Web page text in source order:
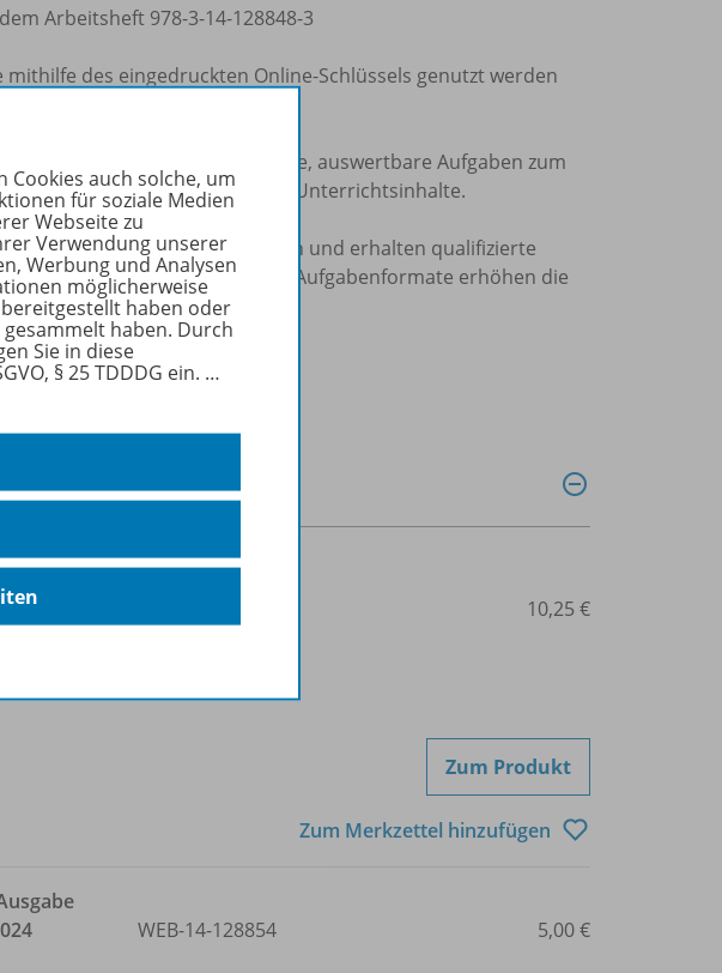
Arbeitsheft 978-3-14-128848-3
des eingedruckten Online-Schlüssels genutzt werden
und Schüler motivierende, auswertbare Aufgaben zum
Vertiefen und Anwenden der Unterrichtsinhalte.
und Schüler können digital üben und erhalten qualifizierte
abwechslungsreiche Aufgabenformate erhöhen die
10,25 €
Zum Produkt
Zum Merkzettel hinzufügen
WEB-14-128854 5,00 €
auch solche, um
für soziale Medien
Webseite zu
Verwendung unserer
Werbung und Analysen
möglicherweise
haben oder
haben. Durch
Sie in diese
§ 25 TDDDG ein. …